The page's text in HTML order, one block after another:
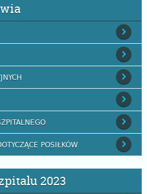
POSIŁKÓW
2023